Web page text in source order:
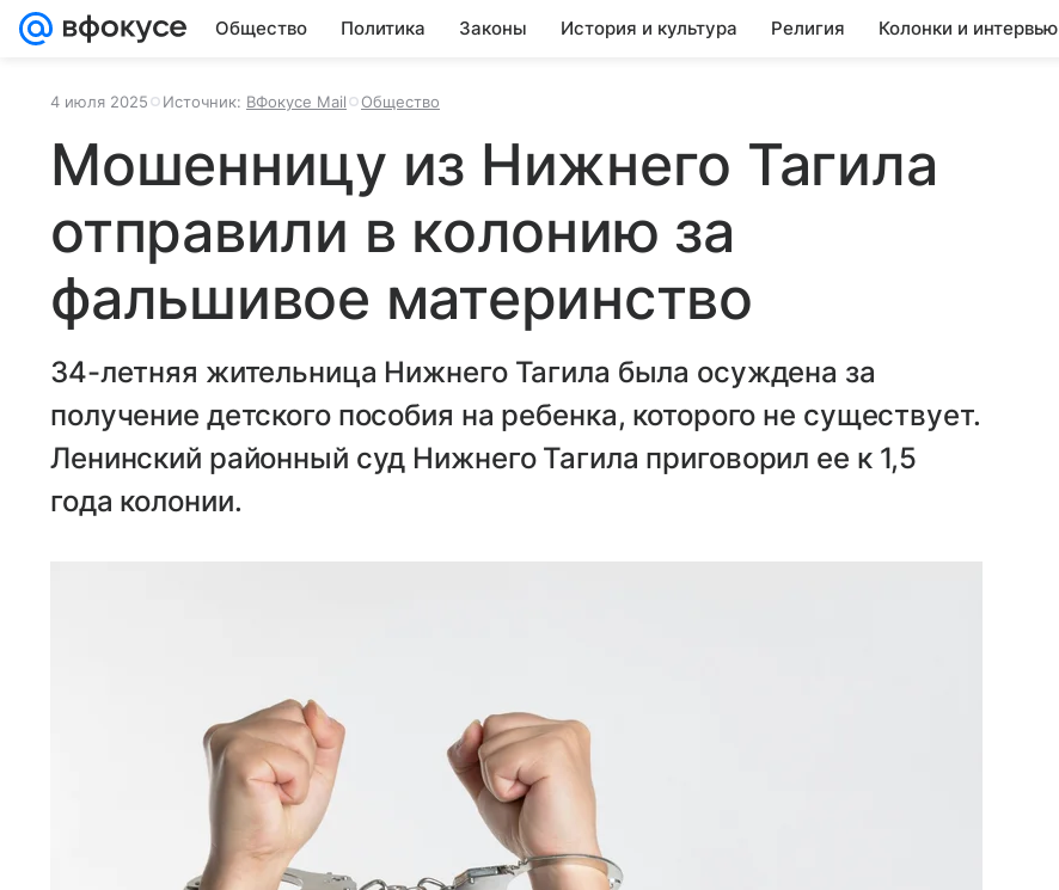
Общество Политика Законы История и культура Религия Колонки и интервью
4 июля 2025 Источник: ВФокусе Mail Общество
Мошенницу из Нижнего Тагила
отправили в колонию за
фальшивое материнство
34-летняя жительница Нижнего Тагила была осуждена за
получение детского пособия на ребенка, которого не существует.
Ленинский районный суд Нижнего Тагила приговорил ее к 1,5
года колонии.